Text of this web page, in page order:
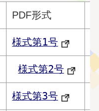
PDF形式
様式第1号
様式第2号
様式第3号